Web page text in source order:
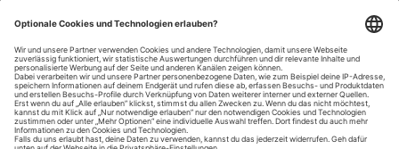
Datenschutzhinweise
Impressum